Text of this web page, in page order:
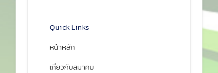
Quick Links
หน้าหลัก
เกี่ยวกับสมาคม